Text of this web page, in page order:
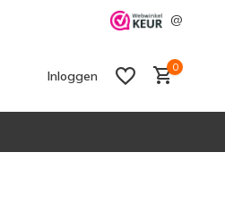
@
Inloggen
0